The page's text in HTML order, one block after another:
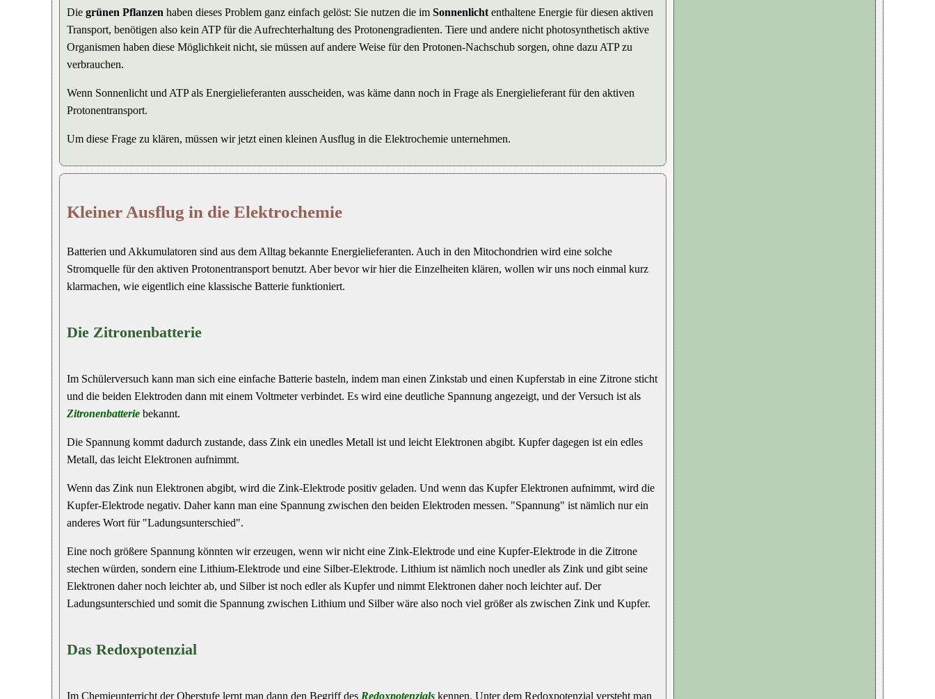
Die grünen Pflanzen haben dieses Problem ganz einfach gelöst: Sie nutzen die imSonnenlicht enthaltene Energie für diesen aktiven
Transport, benötigen also kein ATP für die Aufrechterhaltung des Protonengradienten. Tiere und andere nicht photosynthetisch aktive
Organismen haben diese Möglichkeit nicht, sie müssen auf andere Weise für den Protonen-Nachschub sorgen, ohne dazu ATP zu
verbrauchen.
Wenn Sonnenlicht und ATP als Energielieferanten ausscheiden, was käme dann noch in Frage als Energielieferant für den aktiven
Protonentransport.
Um diese Frage zu klären, müssen wir jetzt einen kleinen Ausflug in die Elektrochemie unternehmen.
Kleiner Ausflug in die Elektrochemie
Batterien und Akkumulatoren sind aus dem Alltag bekannte Energielieferanten. Auch in den Mitochondrien wird eine solche
Stromquelle für den aktiven Protonentransport benutzt. Aber bevor wir hier die Einzelheiten klären, wollen wir uns noch einmal kurz
klarmachen, wie eigentlich eine klassische Batterie funktioniert.
Die Zitronenbatterie
Im Schülerversuch kann man sich eine einfache Batterie basteln, indem man einen Zinkstab und einen Kupferstab in eine Zitrone sticht
und die beiden Elektroden dann mit einem Voltmeter verbindet. Es wird eine deutliche Spannung angezeigt, und der Versuch ist als
Zitronenbatterie bekannt.
Die Spannung kommt dadurch zustande, dass Zink ein unedles Metall ist und leicht Elektronen abgibt. Kupfer dagegen ist ein edles
Metall, das leicht Elektronen aufnimmt.
Wenn das Zink nun Elektronen abgibt, wird die Zink-Elektrode positiv geladen. Und wenn das Kupfer Elektronen aufnimmt, wird die
Kupfer-Elektrode negativ. Daher kann man eine Spannung zwischen den beiden Elektroden messen. "Spannung" ist nämlich nur ein
anderes Wort für "Ladungsunterschied".
Eine noch größere Spannung könnten wir erzeugen, wenn wir nicht eine Zink-Elektrode und eine Kupfer-Elektrode in die Zitrone
stechen würden, sondern eine Lithium-Elektrode und eine Silber-Elektrode. Lithium ist nämlich noch unedler als Zink und gibt seine
Elektronen daher noch leichter ab, und Silber ist noch edler als Kupfer und nimmt Elektronen daher noch leichter auf. Der
Ladungsunterschied und somit die Spannung zwischen Lithium und Silber wäre also noch viel größer als zwischen Zink und Kupfer.
Das Redoxpotenzial
Im Chemieunterricht der Oberstufe lernt man dann den Begriff des Redoxpotenzials kennen. Unter dem Redoxpotenzial versteht man